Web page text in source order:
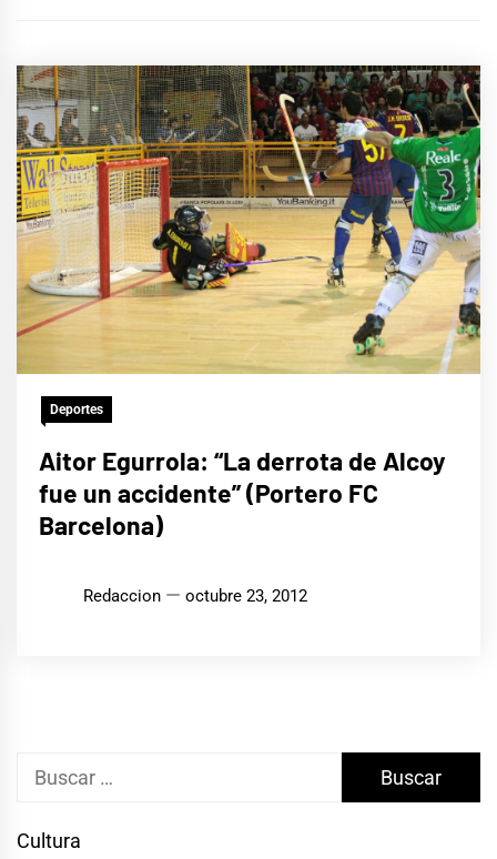
Deportes
Aitor Egurrola: “La derrota de Alcoy
fue un accidente” (Portero FC
Barcelona)
Redaccion octubre 23, 2012
Buscar:
Cultura